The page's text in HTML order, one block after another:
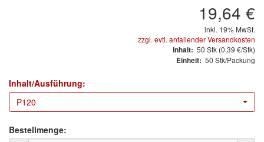
3M
19,64 €
inkl. 19% MwSt.
zzgl. evtl. anfallender Versandkosten
Inhalt: 50 Stk (0,39 €/Stk)
Einheit: 50 Stk/Packung
Inhalt/Ausführung:
P120
Bestellmenge: